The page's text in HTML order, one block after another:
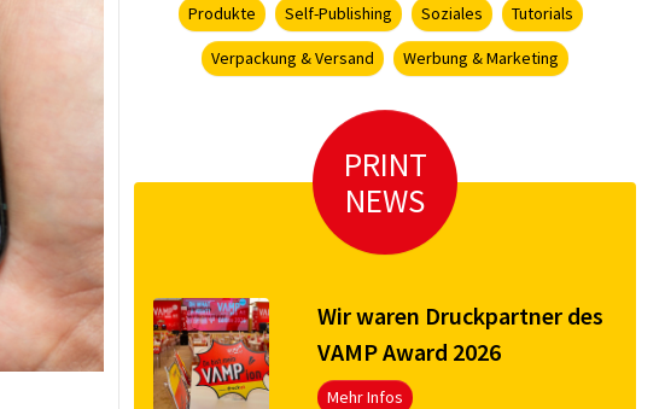
Produkte Self-Publishing Soziales Tutorials
Verpackung & Versand Werbung & Marketing
PRINT
NEWS
Wir waren Druckpartner des
VAMP Award 2026
Mehr Infos